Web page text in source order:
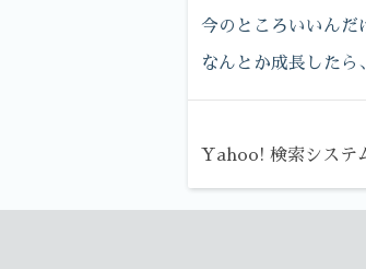
今のところいいんだ
なんとか成長したら
Yahoo! 検索システ